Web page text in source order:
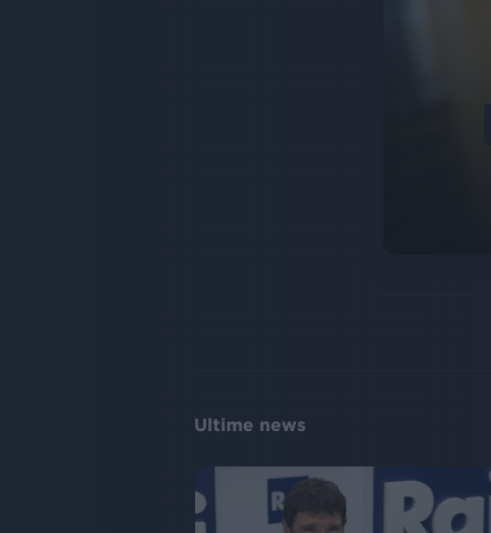
Ultime news